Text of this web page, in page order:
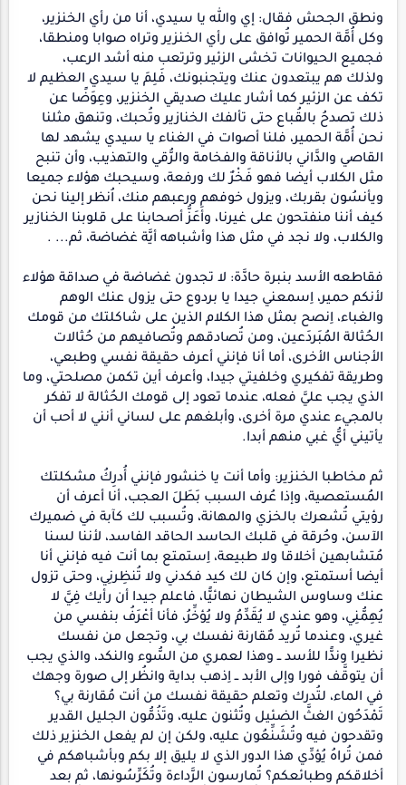
ونطق الجحش فقال: إي والله يا سيدي، أنا من رأي الخنزير،
وكل أُمَّة الحمير تُوافق على رأي الخنزير وتراه صوابا ومنطقا،
فجميع الحيوانات تخشى الزئير وترتعب منه أشد الرعب،
ولذلك هم يبتعدون عنك ويتجنبونك، فَلِمَ يا سيدي العظيم لا
تكف عن الزئير كما أشار عليك صديقي الخنزير، وعِوَضًا عن
ذلك تصدحُ بالقُباع حتى تألفك الخنازير وتُحبك، وتنهق مثلنا
نحن أُمَّة الحمير، فلنا أصوات في الغناء يا سيدي يشهد لها
القاصي والدَّاني بالأناقة والفخامة والرُّقي والتهذيب، وأن تنبح
مثل الكلاب أيضا فهو فَخْرٌ لك ورفعة، وسيحبك هؤلاء جميعا
ويأنسُون بقربك، ويزول خوفهم ورعبهم منك، اُنظر إلينا نحن
كيف أننا منفتحون على غيرنا، وأَعَزُّ أصحابنا على قلوبنا الخنازير
والكلاب، ولا نجد في مثل هذا وأشباهه أيَّة غضاضة، ثم... .
فقاطعه الأسد بنبرة حادَّة: لا تجدون غضاضة في صداقة هؤلاء
لأنكم حمير، اِسمعني جيدا يا بردوع حتى يزول عنك الوهم
والغباء، اِنصح بمثل هذا الكلام الذين على شاكلتك من قومك
الحُثالة المُبَردَعين، ومن تُصادقهم وتُصافيهم من حُثالات
الأجناس الأخرى، أما أنا فإنني أعرف حقيقة نفسي وطبعي،
وطريقة تفكيري وخلفيتي جيدا، وأعرف أين تكمن مصلحتي، وما
الذي يجب عليَّ فعله، عندما تعود إلى قومك الحُثالة لا تفكر
بالمجيء عندي مرة أخرى، وأبلغهم على لساني أنني لا أحب أن
يأتيني أيُّ غبي منهم أبدا.
ثم مخاطبا الخنزير: وأما أنت يا خنشور فإنني أُدرِكُ مشكلتك
المُستعصية، وإذا عُرف السبب بَطَلَ العجب، أنا أعرف أن
رؤيتي تُشعرك بالخزي والمهانة، وتُسبب لك كآبة في ضميرك
الآسن، وحُرقة في قلبك الحاسد الحاقد الفاسد، لأننا لسنا
مُتشابهين أخلاقا ولا طبيعة، اِستمتع بما أنت فيه فإنني أنا
أيضا أستمتع، وإن كان لك كيد فكدني ولا تُنظِرنِي، وحتى تزول
عنك وساوس الشيطان نهائيًّا، فاعلم جيدا أن رأيك فِيَّ لا
يُهِمُّنِي، وهو عندي لا يُقَدِّمُ ولا يُؤخِّرُ، فأنا أعْرَفُ بنفسي من
غيري، وعندما تُريد مٌقارنة نفسك بي، وتجعل من نفسك
نظيرا وندًّا للأسد ــ وهذا لعمري من السُّوء والنكد، والذي يجب
أن يتوقَّف فورا وإلى الأبد ــ اِذهب بداية وانظُر إلى صورة وجهك
في الماء، لتُدرك وتعلم حقيقة نفسك من أنت مُقارنة بي؟
تَمْدَحُون الغثَّ الضئيل وتُثنون عليه، وتَذُمُّون الجليل القدير
وتقدحون فيه وتُشَنِّعُون عليه، ولكن إن لم يفعل الخنزير ذلك
فمن تُراهُ يُؤدِّي هذا الدور الذي لا يليق إلا بكم وبأشباهكم في
أخلاقكم وطبائعكم؟ تُمارسون الرَّداءة وتُكَرِّسُونها، ثم بعد